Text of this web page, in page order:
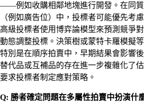
——例如收購相鄰地塊進行開發。在同
（例如廣告位）中，投標者可能優先考
高級投標者使用博弈論模型來預測競爭對
動態調整投標。決策樹或蒙特卡羅模擬
特別是在順序拍賣中，早期結果會影響後
替代品或互補品的存在進一步複雜化了估
要求投標者制定應對策略。
Q: 勝者確定問題在多屬性拍賣中扮演什